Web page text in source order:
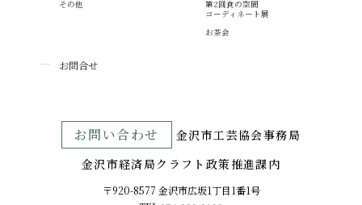
その他
第2回食の空間
コーディネート展
お茶会
お問合せ
お問い合わせ
⾦沢市⼯芸協会事務局
金沢市経済局クラフト政策推進課内
〒920-8577 ⾦沢市広坂1丁目1番1号